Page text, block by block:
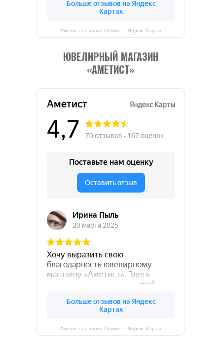
Аметист на карте Перми — Яндекс Карты
ЮВЕЛИРНЫЙ МАГАЗИН
«АМЕТИСТ»
Аметист на карте Перми — Яндекс Карты